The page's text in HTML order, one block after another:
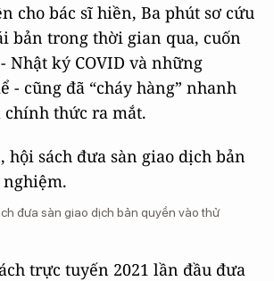
cho bác sĩ hiền, Ba phút sơ cứu
bản trong thời gian qua, cuốn
Nhật ký COVID và những
- cũng đã “cháy hàng” nhanh
chính thức ra mắt.
đưa sàn giao dịch bản quyền vào thử
trực tuyến 2021 lần đầu đưa